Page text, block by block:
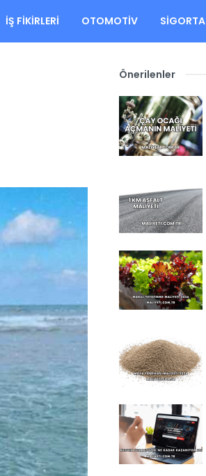
İŞ FIKIRLERI OTOMOTIV SIGORTA
Önerilenler